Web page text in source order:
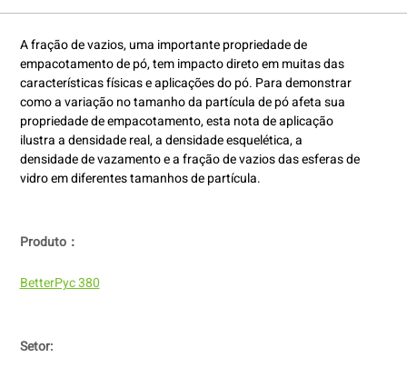
A fração de vazios, uma importante propriedade de
empacotamento de pó, tem impacto direto em muitas das
características físicas e aplicações do pó. Para demonstrar
como a variação no tamanho da partícula de pó afeta sua
propriedade de empacotamento, esta nota de aplicação
ilustra a densidade real, a densidade esquelética, a
densidade de vazamento e a fração de vazios das esferas de
vidro em diferentes tamanhos de partícula.
Produto：
BetterPyc 380
Setor: